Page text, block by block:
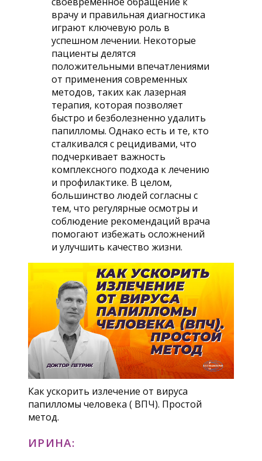
врачу и правильная диагностика
играют ключевую роль в
успешном лечении. Некоторые
пациенты делятся
положительными впечатлениями
от применения современных
методов, таких как лазерная
терапия, которая позволяет
быстро и безболезненно удалить
папилломы. Однако есть и те, кто
сталкивался с рецидивами, что
подчеркивает важность
комплексного подхода к лечению
и профилактике. В целом,
большинство людей согласны с
тем, что регулярные осмотры и
соблюдение рекомендаций врача
помогают избежать осложнений
и улучшить качество жизни.
Как ускорить излечение от вируса
папилломы человека ( ВПЧ). Простой
метод.
ИРИНА: